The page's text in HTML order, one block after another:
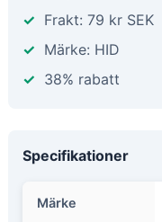
Frakt: 79 kr SEK
Märke: HID
38% rabatt
Specifikationer
Märke